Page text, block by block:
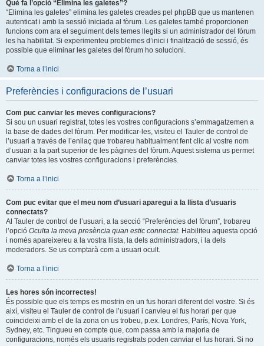
Què fa l’opció “Elimina les galetes”?
“Elimina les galetes” elimina les galetes creades pel phpBB que us mantenen
autenticat i amb la sessió iniciada al fòrum. Les galetes també proporcionen
funcions com ara el seguiment dels temes llegits si un administrador del fòrum
les ha habilitat. Si experimenteu problemes d’inici i finalització de sessió, és
possible que eliminar les galetes del fòrum ho solucioni.
Torna a l’inici
Preferències i configuracions de l’usuari
Com puc canviar les meves configuracions?
Si sou un usuari registrat, totes les vostres configuracions s’emmagatzemen a
la base de dades del fòrum. Per modificar-les, visiteu el Tauler de control de
l’usuari a través de l’enllaç que trobareu habitualment fent clic al vostre nom
d’usuari a la part superior de les pàgines del fòrum. Aquest sistema us permet
canviar totes les vostres configuracions i preferències.
Torna a l’inici
Com puc evitar que el meu nom d’usuari aparegui a la llista d’usuaris
connectats?
Al Tauler de control de l’usuari, a la secció “Preferències del fòrum”, trobareu
l’opció Oculta la meva presència quan estic connectat. Habiliteu aquesta opció
i només apareixereu a la vostra llista, la dels administradors, i la dels
moderadors. Se us comptarà com a usuari ocult.
Torna a l’inici
Les hores són incorrectes!
És possible que els temps es mostrin en un fus horari diferent del vostre. Si és
així, visiteu el Tauler de control de l’usuari i canvieu el fus horari per que
coincideixi amb el de la zona on us trobeu, p.ex. Londres, París, Nova York,
Sydney, etc. Tingueu en compte que, com passa amb la majoria de
configuracions, només els usuaris registrats poden canviar el fus horari. Si no